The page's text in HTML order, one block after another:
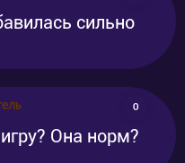
сильно
0
Она норм?